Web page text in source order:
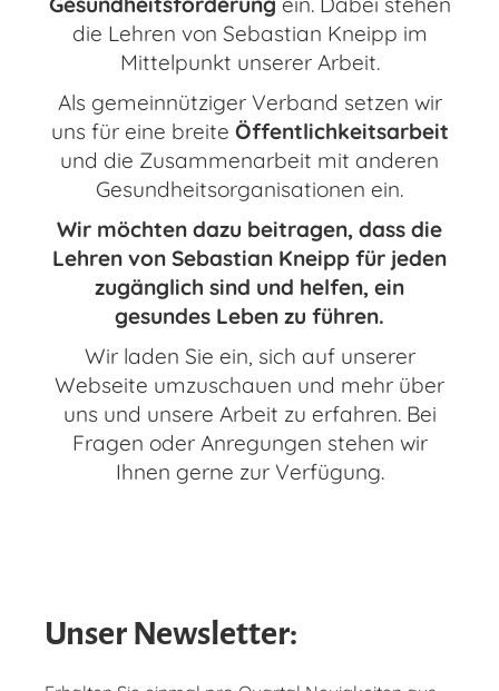
die Lehren von Sebastian Kneipp im
Mittelpunkt unserer Arbeit.
Als gemeinnütziger Verband setzen wir
uns für eine breite Öffentlichkeitsarbeit
und die Zusammenarbeit mit anderen
Gesundheitsorganisationen ein.
Wir möchten dazu beitragen, dass die
Lehren von Sebastian Kneipp für jeden
zugänglich sind und helfen, ein
gesundes Leben zu führen.
Wir laden Sie ein, sich auf unserer
Webseite umzuschauen und mehr über
uns und unsere Arbeit zu erfahren. Bei
Fragen oder Anregungen stehen wir
Ihnen gerne zur Verfügung.
Unser Newsletter: